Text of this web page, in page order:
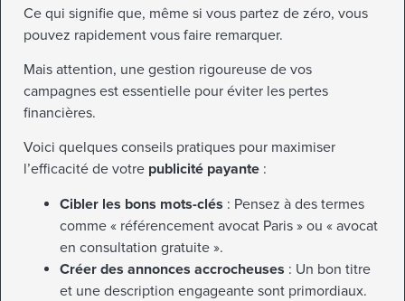
Ce qui signifie que, même si vous partez de zéro, vous
pouvez rapidement vous faire remarquer.
Mais attention, une gestion rigoureuse de vos
campagnes est essentielle pour éviter les pertes
financières.
Voici quelques conseils pratiques pour maximiser
l’efficacité de votre publicité payante :
Cibler les bons mots-clés : Pensez à des termes
comme « référencement avocat Paris » ou « avocat
en consultation gratuite ».
Créer des annonces accrocheuses : Un bon titre
et une description engageante sont primordiaux.